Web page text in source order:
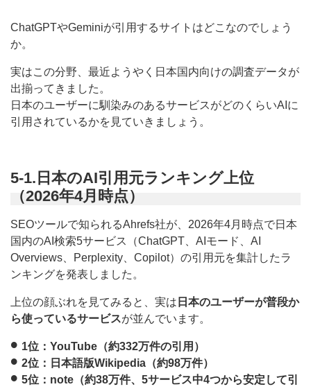
ChatGPTやGeminiが引用するサイトはどこなのでしょう
か。
実はこの分野、最近ようやく日本国内向けの調査データが
出揃ってきました。
日本のユーザーに馴染みのあるサービスがどのくらいAIに
引用されているかを見ていきましょう。
5-1.日本のAI引用元ランキング上位
（2026年4月時点）
SEOツールで知られるAhrefs社が、2026年4月時点で日本
国内のAI検索5サービス（ChatGPT、AIモード、AI
Overviews、Perplexity、Copilot）の引用元を集計したラ
ンキングを発表しました。
上位の顔ぶれを見てみると、実は 日本のユーザーが普段か
ら使っているサービスが並んでいます。
1位：YouTube （約332万件の引用）
2位：日本語版Wikipedia （約98万件）
5位：note （約38万件、5サービス中4つから安定して引